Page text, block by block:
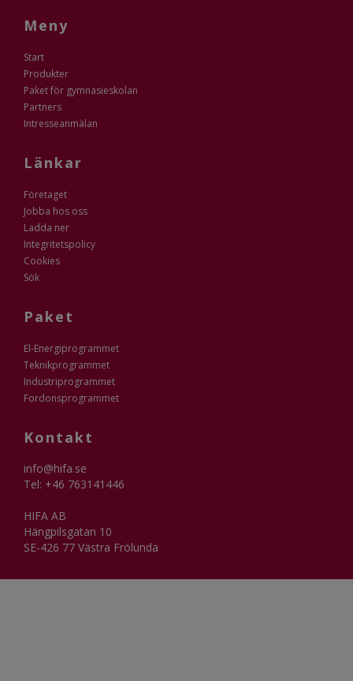
Meny
Start
Produkter
Paket för gymnasieskolan
Partners
Intresseanmälan
Länkar
Företaget
Jobba hos oss
Ladda ner
Integritetspolicy
Cookies
Sök
Paket
El-Energiprogrammet
Teknikprogrammet
Industriprogrammet
Fordonsprogrammet
Kontakt
info@hifa.se
Tel: +46 763141446
HIFA AB
Hängpilsgatan 10
SE-426 77 Västra Frölunda